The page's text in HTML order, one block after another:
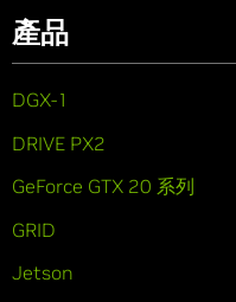
產品
DGX-1
DRIVE PX2
GeForce GTX 20 系列
GRID
Jetson